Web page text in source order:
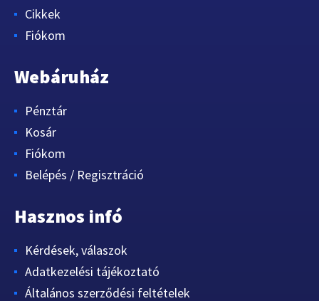
Cikkek
Fiókom
Webáruház
Pénztár
Kosár
Fiókom
Belépés / Regisztráció
Hasznos infó
Kérdések, válaszok
Adatkezelési tájékoztató
Általános szerződési feltételek